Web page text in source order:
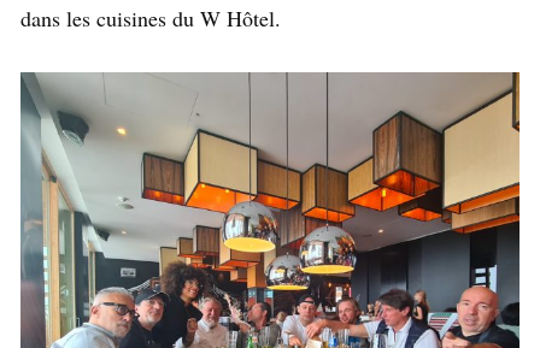
dans les cuisines du W Hôtel.